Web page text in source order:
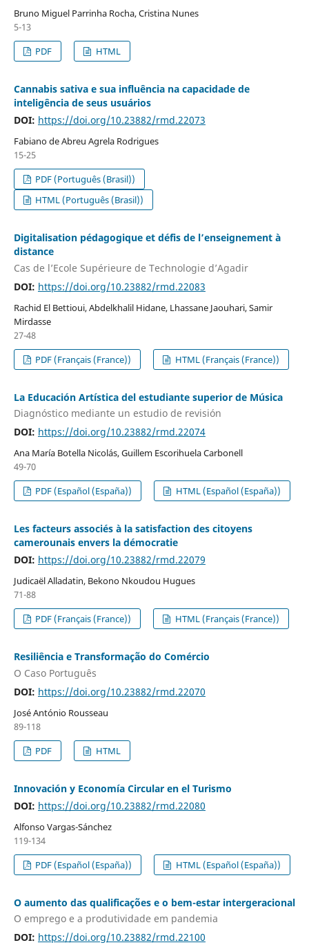
Bruno Miguel Parrinha Rocha, Cristina Nunes
5-13
PDF
HTML
Cannabis sativa e sua influência na capacidade de
inteligência de seus usuários
DOI: https://doi.org/10.23882/rmd.22073
Fabiano de Abreu Agrela Rodrigues
15-25
PDF (Português (Brasil))
HTML (Português (Brasil))
Digitalisation pédagogique et défis de l’enseignement à
distance
Cas de l’Ecole Supérieure de Technologie d’Agadir
DOI: https://doi.org/10.23882/rmd.22083
Rachid El Bettioui, Abdelkhalil Hidane, Lhassane Jaouhari, Samir
Mirdasse
27-48
PDF (Français (France))
HTML (Français (France))
La Educación Artística del estudiante superior de Música
Diagnóstico mediante un estudio de revisión
DOI: https://doi.org/10.23882/rmd.22074
Ana María Botella Nicolás, Guillem Escorihuela Carbonell
49-70
PDF (Español (España))
HTML (Español (España))
Les facteurs associés à la satisfaction des citoyens
camerounais envers la démocratie
DOI: https://doi.org/10.23882/rmd.22079
Judicaël Alladatin, Bekono Nkoudou Hugues
71-88
PDF (Français (France))
HTML (Français (France))
Resiliência e Transformação do Comércio
O Caso Português
DOI: https://doi.org/10.23882/rmd.22070
José António Rousseau
89-118
PDF
HTML
Innovación y Economía Circular en el Turismo
DOI: https://doi.org/10.23882/rmd.22080
Alfonso Vargas-Sánchez
119-134
PDF (Español (España))
HTML (Español (España))
O aumento das qualificações e o bem-estar intergeracional
O emprego e a produtividade em pandemia
DOI: https://doi.org/10.23882/rmd.22100